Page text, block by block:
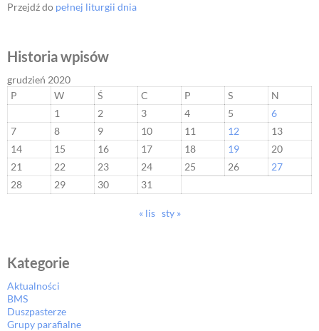
Przejdź do pełnej liturgii dnia
Historia wpisów
grudzień 2020
P
W Ś C P S
N
1
2 3 4 5
6
7
8 9 10 11 12
13
14
15 16 17 18 19
20
21
22 23 24 25 26
27
28
29 30 31
« lis sty »
Kategorie
Aktualności
BMS
Duszpasterze
Grupy parafialne